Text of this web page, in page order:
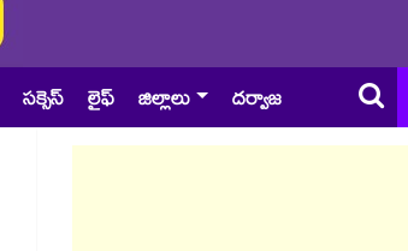
సక్సెస్ లైఫ్ జిల్లాలు దర్వాజ